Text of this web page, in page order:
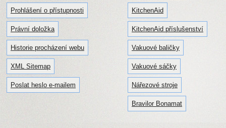
Prohlášení o přístupnosti
Právní doložka
Historie procházení webu
XML Sitemap
Poslat heslo e-mailem
KitchenAid
KitchenAid příslušenství
Vakuové baličky
Vakuové sáčky
Nářezové stroje
Bravilor Bonamat